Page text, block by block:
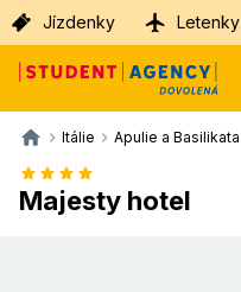
Jízdenky Letenky
Itálie Apulie a Basilikata
Majesty hotel